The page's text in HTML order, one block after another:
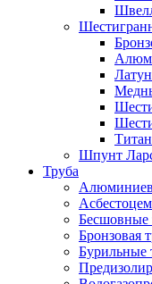
Шпунт
Труба
Бесшовные
Бронзовая
Бурильные